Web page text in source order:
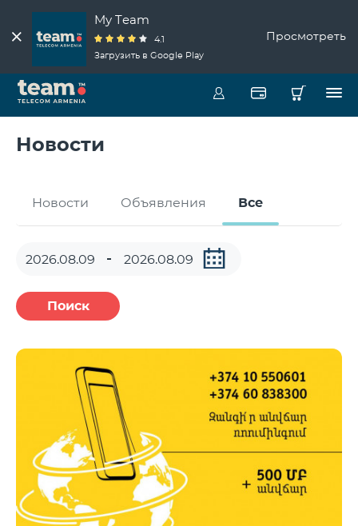
My Team
4.1
Загрузить в Google Play
Просмотреть
Новости
Новости Объявления Все
Поиск